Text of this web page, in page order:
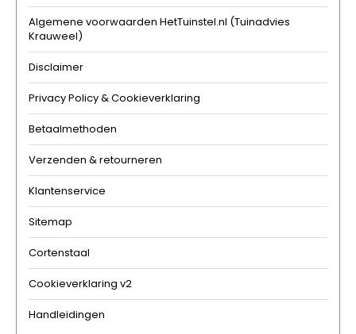
Algemene voorwaarden HetTuinstel.nl (Tuinadvies
Krauweel)
Disclaimer
Privacy Policy & Cookieverklaring
Betaalmethoden
Verzenden & retourneren
Klantenservice
Sitemap
Cortenstaal
Cookieverklaring v2
Handleidingen